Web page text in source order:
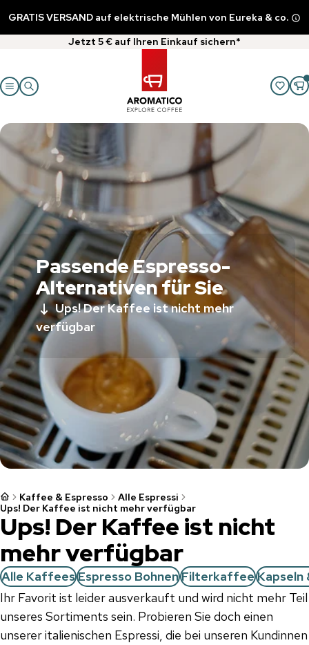
GRATIS VERSAND auf elektrische Mühlen von Eureka & co.
Jetzt 5 € auf Ihren Einkauf sichern*
Passende Espresso-
Alternativen für Sie
Ups! Der Kaffee ist nicht mehr
verfügbar
Kaffee & Espresso
Alle Espressi
Ups! Der Kaffee ist nicht mehr verfügbar
Ups! Der Kaffee ist nicht
mehr verfügbar
Alle KaffeesEspresso BohnenFilterkaffeeKapseln
Ihr Favorit ist leider ausverkauft und wird nicht mehr Teil
unseres Sortiments sein. Probieren Sie doch einen
unserer italienischen Espressi, die bei unseren Kundinnen